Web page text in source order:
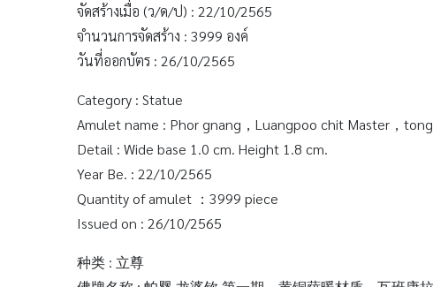
จัดสร้างเมื่อ (ว/ด/ป) : 22/10/2565
จำนวนการจัดสร้าง : 3999 องค์
วันที่ออกบัตร : 26/10/2565
Category : Statue
Amulet name : Phor gnang，Luangpoo chit Master，
Detail : Wide base 1.0 cm. Height 1.8 cm.
Year Be. : 22/10/2565
Quantity of amulet ：3999 piece
Issued on : 26/10/2565
种类 : 立尊